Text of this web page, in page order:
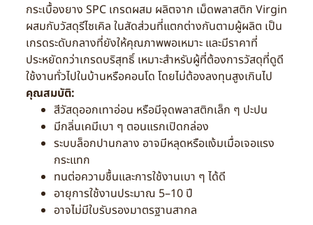
กระเบื้องยาง SPC เกรดผสม ผลิตจาก เม็ดพลาสติก Virgin
ผสมกับวัสดุรีไซเคิล ในสัดส่วนที่แตกต่างกันตามผู้ผลิต เป็น
เกรดระดับกลางที่ยังให้คุณภาพพอเหมาะ และมีราคาที่
ประหยัดกว่าเกรดบริสุทธิ์ เหมาะสำหรับผู้ที่ต้องการวัสดุที่ดูดี
ใช้งานทั่วไปในบ้านหรือคอนโด โดยไม่ต้องลงทุนสูงเกินไป
คุณสมบัติ:
สีวัสดุออกเทาอ่อน หรือมีจุดพลาสติกเล็ก ๆ ปะปน
มีกลิ่นเคมีเบา ๆ ตอนแรกเปิดกล่อง
ระบบล็อกปานกลาง อาจมีหลุดหรือแง้มเมื่อเจอแรง
กระแทก
ทนต่อความชื้นและการใช้งานเบา ๆ ได้ดี
อายุการใช้งานประมาณ 5–10 ปี
อาจไม่มีใบรับรองมาตรฐานสากล